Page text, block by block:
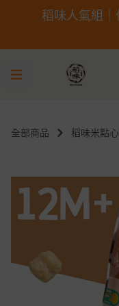
全部商品 稻味米點心